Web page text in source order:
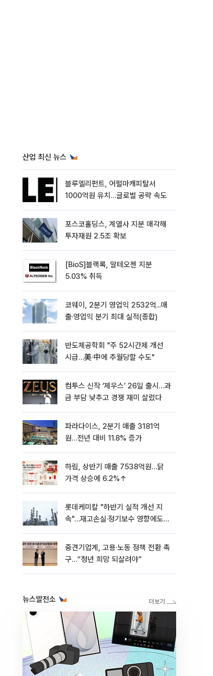
산업 최신 뉴스
블루엘리펀트, 어펄마캐피탈서
1000억원 유치…글로벌 공략 속도
포스코홀딩스, 계열사 지분 매각해
투자재원 2.5조 확보
[BioS]블랙록, 알테오젠 지분
5.03% 취득
코웨이, 2분기 영업익 2532억...매
출·영업익 분기 최대 실적(종합)
반도체공학회 "주 52시간제 개선
시급…美·中에 추월당할 수도"
컴투스 신작 ‘제우스’ 26일 출시…과
금 부담 낮추고 경쟁 재미 살렸다
파라다이스, 2분기 매출 3181억
원…전년 대비 11.8% 증가
하림, 상반기 매출 7538억원…닭
가격 상승에 6.2%↑
롯데케미칼 "하반기 실적 개선 지
속"…재고손실·정기보수 영향에도
중견기업계, 고용·노동 정책 전환 촉
구…“청년 희망 되살려야”
뉴스발전소